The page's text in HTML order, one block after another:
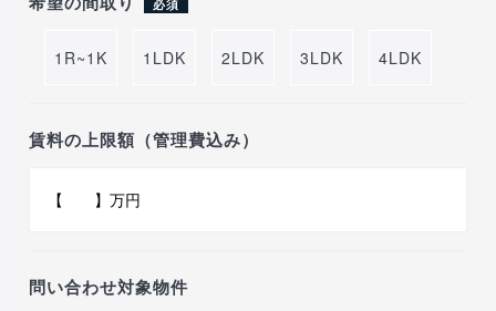
必須
1R~1K 1LDK 2LDK 3LDK 4LDK
賃料の上限額（管理費込み）
問い合わせ対象物件